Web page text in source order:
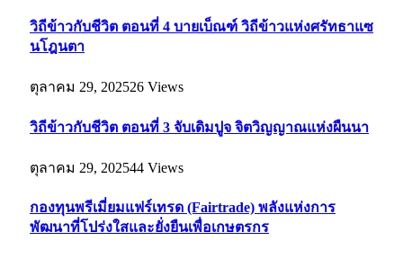
วิถีข้าวกับชีวิต ตอนที่ 4 บายเบ็ณฑ์ วิถีข้าวแห่งศรัทธาแซ
นโฎนตา
ตุลาคม 29, 202526 Views
วิถีข้าวกับชีวิต ตอนที่ 3 จับเดิมปูจ จิตวิญญาณแห่งผืนนา
ตุลาคม 29, 202544 Views
กองทุนพรีเมี่ยมแฟร์เทรด (Fairtrade) พลังแห่งการ
พัฒนาที่โปร่งใสและยั่งยืนเพื่อเกษตรกร